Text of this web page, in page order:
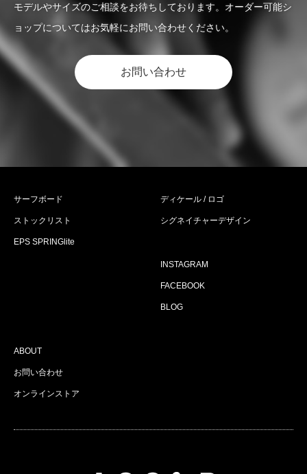
モデルやサイズのご相談をお待ちしております。オーダー可能シ
ョップについてはお気軽にお問い合わせください。
お問い合わせ
サーフボード
ストックリスト
EPS SPRINGlite
ディケール / ロゴ
シグネイチャーデザイン
INSTAGRAM
FACEBOOK
BLOG
ABOUT
お問い合わせ
オンラインストア